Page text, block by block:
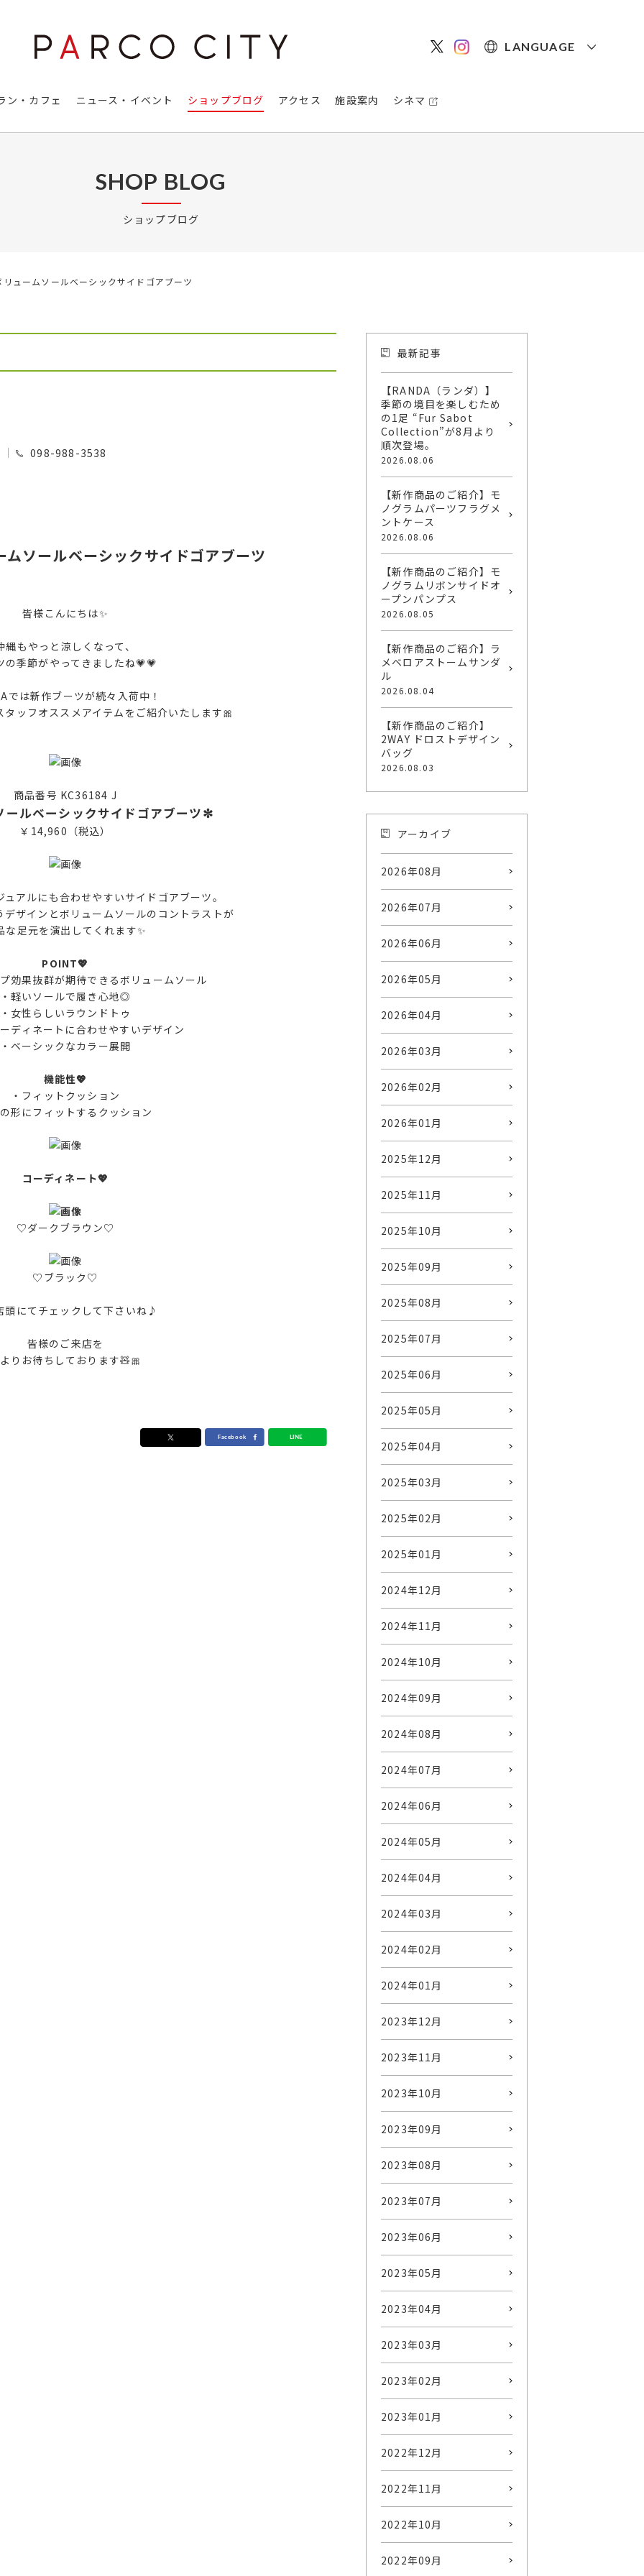
LANGUAGE
ン・カフェ ニュース・イベント ショップブログ アクセス 施設案内 シネマ
SHOP BLOG
ショップブログ
ュームソールベーシックサイドゴアブーツ
098-988-3538
ソールベーシックサイドゴアブーツ
皆様こんにちは✨
縄もやっと涼しくなって、
の季節がやってきましたね💗💗
では新作ブーツが続々入荷中！
ッフオススメアイテムをご紹介いたします🎀
商品番号 KC36184 J
ールベーシックサイドゴアブーツ✼
￥14,960（税込）
アルにも合わせやすいサイドゴアブーツ。
デザインとボリュームソールのコントラストが
な足元を演出してくれます✨
POINT💖
効果抜群が期待できるボリュームソール
・軽いソールで履き心地◎
・女性らしいラウンドトゥ
ディネートに合わせやすいデザイン
・ベーシックなカラー展開
機能性💖
・フィットクッション
にフィットするクッション
コーディネート💖
♡ダークブラウン♡
♡ブラック♡
頭にてチェックして下さいね♪
皆様のご来店を
りお待ちしております🧸🎀
最新記事
【RANDA（ランダ）】
季節の境目を楽しむため
の1足 “Fur Sabot
Collection”が8月より
順次登場。
2026.08.06
【新作商品のご紹介】モ
ノグラムパーツフラグメ
ントケース
2026.08.06
【新作商品のご紹介】モ
ノグラムリボンサイドオ
ープンパンプス
2026.08.05
【新作商品のご紹介】ラ
メベロアストームサンダ
ル
2026.08.04
【新作商品のご紹介】
2WAY ドロストデザイン
バッグ
2026.08.03
アーカイブ
2026年08月
2026年07月
2026年06月
2026年05月
2026年04月
2026年03月
2026年02月
2026年01月
2025年12月
2025年11月
2025年10月
2025年09月
2025年08月
2025年07月
2025年06月
2025年05月
2025年04月
2025年03月
2025年02月
2025年01月
2024年12月
2024年11月
2024年10月
2024年09月
2024年08月
2024年07月
2024年06月
2024年05月
2024年04月
2024年03月
2024年02月
2024年01月
2023年12月
2023年11月
2023年10月
2023年09月
2023年08月
2023年07月
2023年06月
2023年05月
2023年04月
2023年03月
2023年02月
2023年01月
2022年12月
2022年11月
2022年10月
2022年09月